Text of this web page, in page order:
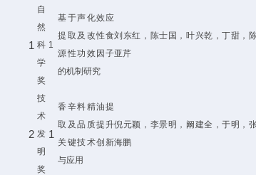
1
自
然
科
学
奖
1
基于声化效应
提取及改性食
源性功效因子
的机制研究
刘东红，陈士国，叶兴乾，丁甜，
亚芹
2
技
术
发
明
奖
1
香辛料精油提
取及品质提升
关键技术创新
与应用
倪元颖，李景明，阚建全，于明，
海鹏